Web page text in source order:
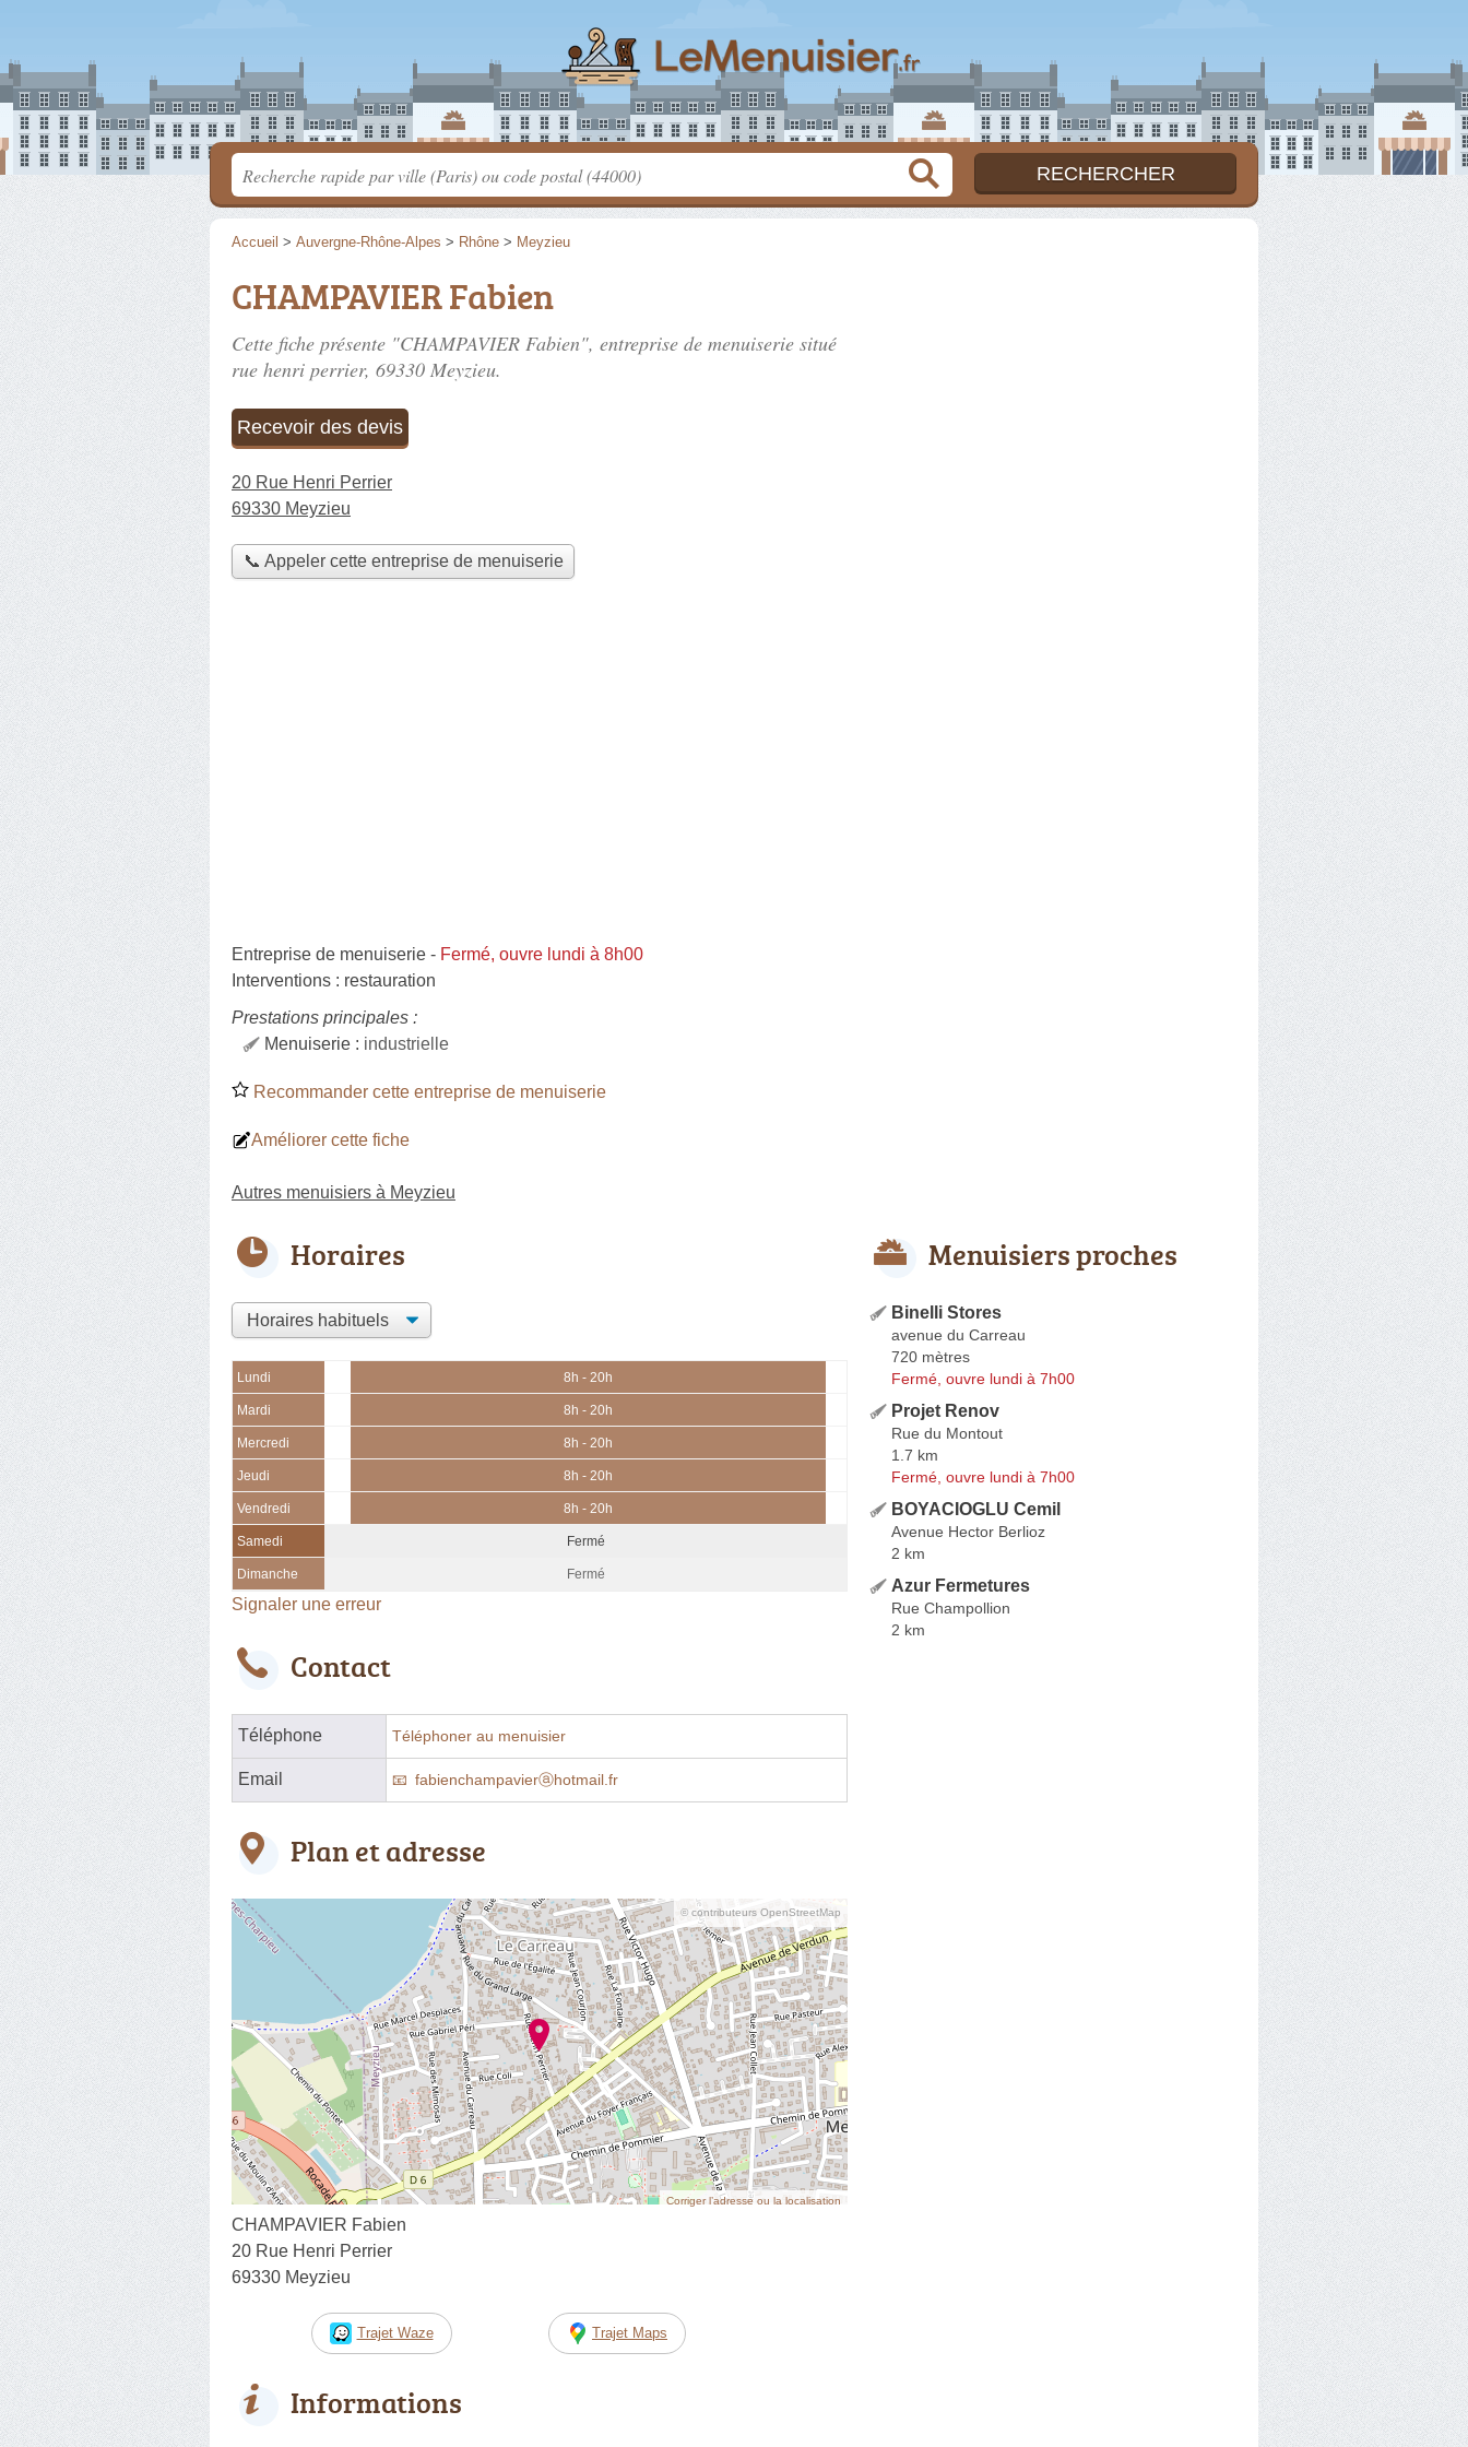
Accueil > Auvergne-Rhône-Alpes > Rhône > Meyzieu
CHAMPAVIER Fabien
Cette fiche présente "CHAMPAVIER Fabien", entreprise de menuiserie situé
rue henri perrier, 69330 Meyzieu.
Recevoir des devis
20 Rue Henri Perrier
69330 Meyzieu
📞 Appeler cette entreprise de menuiserie
Entreprise de menuiserie - Fermé, ouvre lundi à 8h00
Interventions : restauration
Prestations principales :
Menuiserie : industrielle
Recommander cette entreprise de menuiserie
Améliorer cette fiche
Autres menuisiers à Meyzieu
Horaires
Lundi 8h - 20h
Mardi 8h - 20h
Mercredi 8h - 20h
Jeudi 8h - 20h
Vendredi 8h - 20h
Samedi Fermé
Dimanche Fermé
Signaler une erreur
Contact
Téléphone Téléphoner au menuisier
Email fabienchampavierⓐhotmail.fr
Plan et adresse
© contributeurs OpenStreetMap
Corriger l’adresse ou la localisation
CHAMPAVIER Fabien
20 Rue Henri Perrier
69330 Meyzieu
Trajet Waze Trajet Maps
Informations
Menuisiers proches
Binelli Stores
avenue du Carreau
720 mètres
Fermé, ouvre lundi à 7h00
Projet Renov
Rue du Montout
1.7 km
Fermé, ouvre lundi à 7h00
BOYACIOGLU Cemil
Avenue Hector Berlioz
2 km
Azur Fermetures
Rue Champollion
2 km